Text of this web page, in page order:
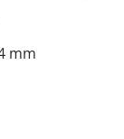
mm